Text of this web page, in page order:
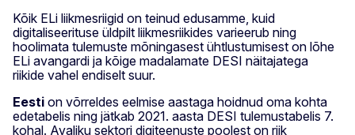
Kõik ELi liikmesriigid on teinud edusamme, kuid
digitaliseerituse üldpilt liikmesriikides varieerub ning
hoolimata tulemuste mõningasest ühtlustumisest on lõhe
ELi avangardi ja kõige madalamate DESI näitajatega
riikide vahel endiselt suur.
Eesti on võrreldes eelmise aastaga hoidnud oma kohta
edetabelis ning jätkab 2021. aasta DESI tulemustabelis 7.
kohal. Avaliku sektori digiteenuste poolest on riik